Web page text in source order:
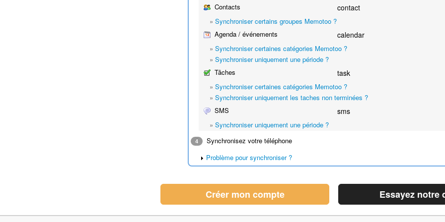
Contacts contact
» Synchroniser certains groupes Memotoo ?
Agenda / événements
calendar
» Synchroniser certaines catégories Memotoo ?
» Synchroniser uniquement une période ?
Tâches
task
» Synchroniser certaines catégories Memotoo ?
» Synchroniser uniquement les taches non terminées ?
SMS
sms
» Synchroniser uniquement une période ?
4
Synchronisez votre téléphone
Problème pour synchroniser ?
Créer mon compte Essayez notre